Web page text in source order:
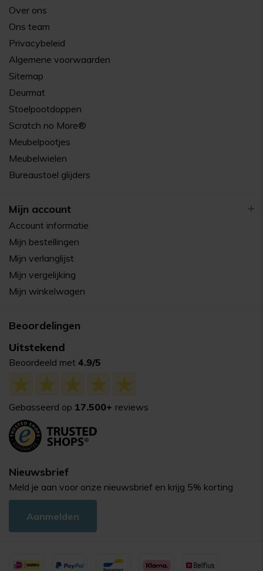
Over ons
Ons team
Privacybeleid
Algemene voorwaarden
Sitemap
Deurmat
Stoelpootdoppen
Scratch no More®
Meubelpootjes
Meubelwielen
Bureaustoel glijders
Mijn account
Account informatie
Mijn bestellingen
Mijn verlanglijst
Mijn vergelijking
Mijn winkelwagen
Beoordelingen
Uitstekend
Beoordeeld met 4.9/5
Gebasseerd op 17.500+ reviews
Nieuwsbrief
Meld je aan voor onze nieuwsbrief en krijg 5% korting
Aanmelden